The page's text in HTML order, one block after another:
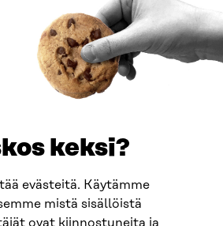
keksi?
evästeitä. Käytämme
mistä sisällöistä
ovat kiinnostuneita ja